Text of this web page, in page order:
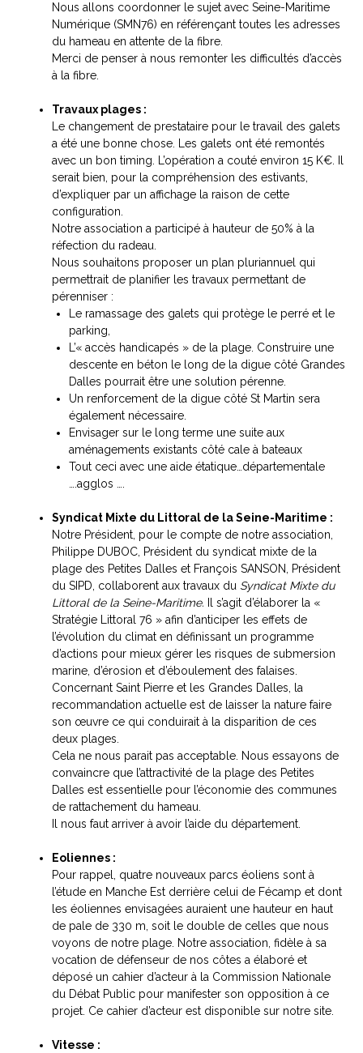
Nous allons coordonner le sujet avec Seine-Maritime
Numérique (SMN76) en référençant toutes les adresses
du hameau en attente de la fibre.
Merci de penser à nous remonter les difficultés d’accès
à la fibre.
Travaux plages :
Le changement de prestataire pour le travail des galets
a été une bonne chose. Les galets ont été remontés
avec un bon timing. L’opération a couté environ 15 K€. Il
serait bien, pour la compréhension des estivants,
d’expliquer par un affichage la raison de cette
configuration.
Notre association a participé à hauteur de 50% à la
réfection du radeau.
Nous souhaitons proposer un plan pluriannuel qui
permettrait de planifier les travaux permettant de
pérenniser :
Le ramassage des galets qui protège le perré et le
parking,
L’« accès handicapés » de la plage. Construire une
descente en béton le long de la digue côté Grandes
Dalles pourrait être une solution pérenne.
Un renforcement de la digue côté St Martin sera
également nécessaire.
Envisager sur le long terme une suite aux
aménagements existants côté cale à bateaux
Tout ceci avec une aide étatique…départementale
….agglos ….
Syndicat Mixte du Littoral de la Seine-Maritime :
Notre Président, pour le compte de notre association,
Philippe DUBOC, Président du syndicat mixte de la
plage des Petites Dalles et François SANSON, Président
du SIPD, collaborent aux travaux du Syndicat Mixte du
Littoral de la Seine-Maritime.
Il s’agit d’élaborer la «
Stratégie Littoral 76 » afin d’anticiper les effets de
l’évolution du climat en définissant un programme
d’actions pour mieux gérer les risques de submersion
marine, d’érosion et d’éboulement des falaises.
Concernant Saint Pierre et les Grandes Dalles, la
recommandation actuelle est de laisser la nature faire
son œuvre ce qui conduirait à la disparition de ces
deux plages.
Cela ne nous parait pas acceptable. Nous essayons de
convaincre que l’attractivité de la plage des Petites
Dalles est essentielle pour l’économie des communes
de rattachement du hameau.
Il nous faut arriver à avoir l’aide du département.
Eoliennes :
Pour rappel, quatre nouveaux parcs éoliens sont à
l’étude en Manche Est derrière celui de Fécamp et dont
les éoliennes envisagées auraient une hauteur en haut
de pale de 330 m, soit le double de celles que nous
voyons de notre plage. Notre association, fidèle à sa
vocation de défenseur de nos côtes a élaboré et
déposé un cahier d’acteur à la Commission Nationale
du Débat Public pour manifester son opposition à ce
projet. Ce cahier d’acteur est disponible sur notre site.
Vitesse :